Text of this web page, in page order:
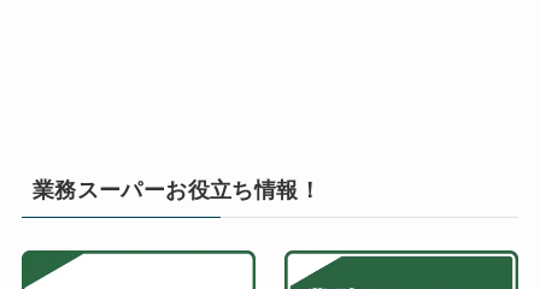
業務スーパーお役立ち情報！